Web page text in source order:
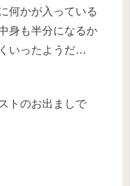
何かが入っている
身も半分になるか
いったようだ…
トのお出ましで